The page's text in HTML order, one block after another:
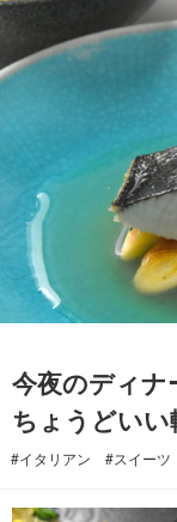
今夜のディナ
ちょうどいい
#イタリアン #スイーツ